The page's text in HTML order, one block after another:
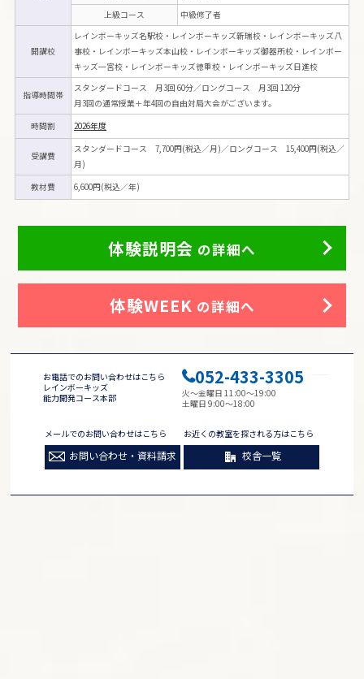
上級コース
中級修了者
開講校
レインボーキッズ名駅校・レインボーキッズ新瑞校・レインボーキッズ八
事校・レインボーキッズ本山校・レインボーキッズ御器所校・レインボー
キッズ一宮校・レインボーキッズ徳重校・レインボーキッズ日進校
指導時間帯
スタンダードコース 月3回 60分／ロングコース 月3回 120分
月3回の通常授業＋年4回の自由対局大会がございます。
時間割
2026年度
受講費
スタンダードコース 7,700円(税込／月)／ロングコース 15,400円(税込／
月)
教材費
6,600円(税込／年)
体験説明会 の詳細へ
体験WEEK の詳細へ
お電話でのお問い合わせはこちら
レインボーキッズ
能力開発コース本部
052-433-3305
火～金曜日 11:00～19:00
土曜日 9:00～18:00
メールでのお問い合わせはこちら
お問い合わせ・資料請求
お近くの教室を探される方はこちら
校舎一覧